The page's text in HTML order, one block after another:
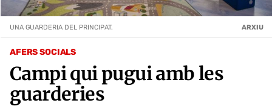
AFERS SOCIALS
Campi qui pugui amb les
guarderies
UNA GUARDERIA DEL PRINCIPAT. ARXIU